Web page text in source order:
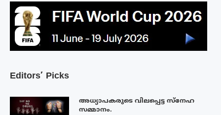
Editors’ Picks
അധ്യാപകരുടെ വിലപ്പെട്ട സ്നേഹ
സമ്മാനം.